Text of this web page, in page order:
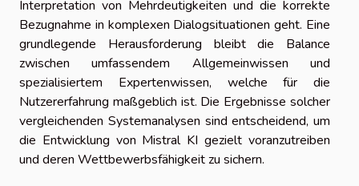
Interpretation von Mehrdeutigkeiten und die korrekte
Bezugnahme in komplexen Dialogsituationen geht. Eine
grundlegende Herausforderung bleibt die Balance
zwischen umfassendem Allgemeinwissen und
spezialisiertem Expertenwissen, welche für die
Nutzererfahrung maßgeblich ist. Die Ergebnisse solcher
vergleichenden Systemanalysen sind entscheidend, um
die Entwicklung von Mistral KI gezielt voranzutreiben
und deren Wettbewerbsfähigkeit zu sichern.